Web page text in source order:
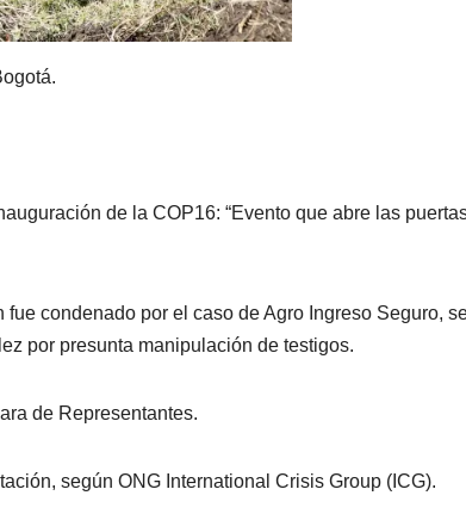
de la COP16: “Evento que abre las
condenado por el caso de Agro Ingreso Seguro,
por presunta manipulación de testigos.
de Representantes.
según ONG International Crisis Group (ICG).